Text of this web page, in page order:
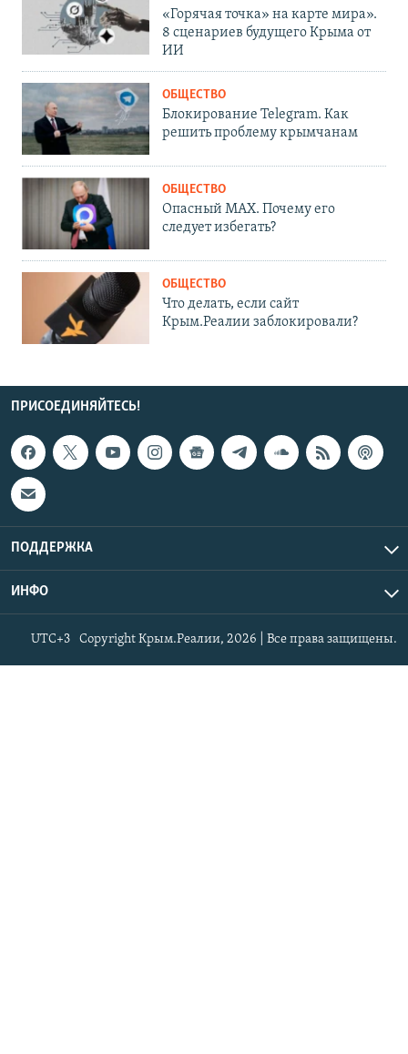
«Горячая точка» на карте мира».
8 сценариев будущего Крыма от
ИИ
ОБЩЕСТВО
Блокирование Telegram. Как
решить проблему крымчанам
ОБЩЕСТВО
Опасный MAX. Почему его
следует избегать?
ОБЩЕСТВО
Что делать, если сайт
Крым.Реалии заблокировали?
ПРИСОЕДИНЯЙТЕСЬ!
ПОДДЕРЖКА
ИНФО
Copyright Крым.Реалии, 2026 | Все права защищены.
UTC+3